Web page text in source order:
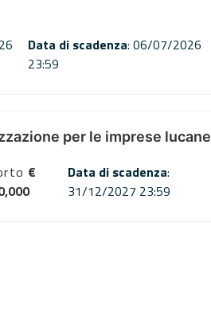
Data di scadenza: 06/07/2026
23:59
per le imprese lucane
€
Data di scadenza:
31/12/2027 23:59